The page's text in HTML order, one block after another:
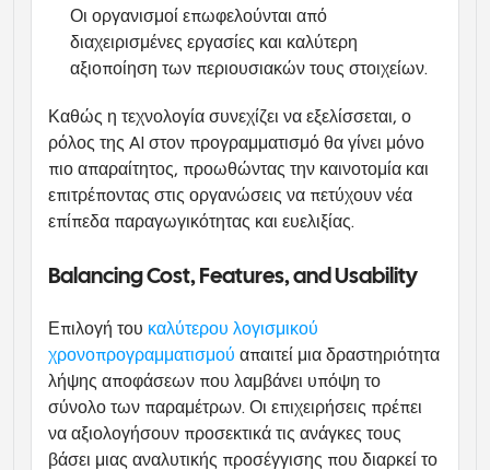
Οι οργανισμοί επωφελούνται από
διαχειρισμένες εργασίες και καλύτερη
αξιοποίηση των περιουσιακών τους στοιχείων.
Καθώς η τεχνολογία συνεχίζει να εξελίσσεται, ο
ρόλος της AI στον προγραμματισμό θα γίνει μόνο
πιο απαραίτητος, προωθώντας την καινοτομία και
επιτρέποντας στις οργανώσεις να πετύχουν νέα
επίπεδα παραγωγικότητας και ευελιξίας.
Balancing Cost, Features, and Usability
Επιλογή του καλύτερου λογισμικού
χρονοπρογραμματισμού απαιτεί μια δραστηριότητα
λήψης αποφάσεων που λαμβάνει υπόψη το
σύνολο των παραμέτρων. Οι επιχειρήσεις πρέπει
να αξιολογήσουν προσεκτικά τις ανάγκες τους
βάσει μιας αναλυτικής προσέγγισης που διαρκεί το